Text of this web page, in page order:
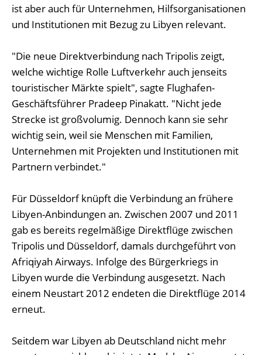
ist aber auch für Unternehmen, Hilfsorganisationen
und Institutionen mit Bezug zu Libyen relevant.
"Die neue Direktverbindung nach Tripolis zeigt,
welche wichtige Rolle Luftverkehr auch jenseits
touristischer Märkte spielt", sagte Flughafen-
Geschäftsführer Pradeep Pinakatt. "Nicht jede
Strecke ist großvolumig. Dennoch kann sie sehr
wichtig sein, weil sie Menschen mit Familien,
Unternehmen mit Projekten und Institutionen mit
Partnern verbindet."
Für Düsseldorf knüpft die Verbindung an frühere
Libyen-Anbindungen an. Zwischen 2007 und 2011
gab es bereits regelmäßige Direktflüge zwischen
Tripolis und Düsseldorf, damals durchgeführt von
Afriqiyah Airways. Infolge des Bürgerkriegs in
Libyen wurde die Verbindung ausgesetzt. Nach
einem Neustart 2012 endeten die Direktflüge 2014
erneut.
Seitdem war Libyen ab Deutschland nicht mehr